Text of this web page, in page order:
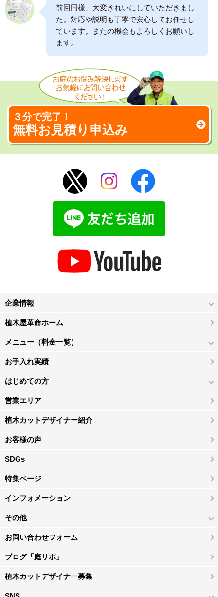
前回同様、大変きれいにしていただきまし
た。対応や説明も丁寧で安心してお任せし
ています。またの機会もよろしくお願いし
ます。
３分で完了！
無料お見積り申込み
企業情報
植木屋革命ホーム
メニュー（料金一覧）
お手入れ実績
はじめての方
営業エリア
植木カットデザイナー紹介
お客様の声
SDGs
特集ページ
インフォメーション
その他
お問い合わせフォーム
ブログ「庭サポ」
植木カットデザイナー募集